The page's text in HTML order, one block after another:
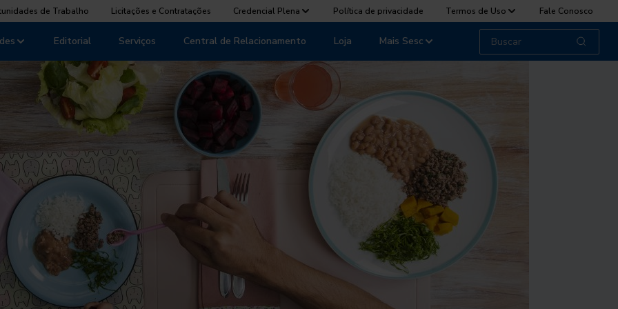
de Trabalho Licitações e Contratações Credencial Plena Política de privacidade Termos de Uso Fale Conosco
Editorial Serviços Central de Relacionamento Loja Mais Sesc